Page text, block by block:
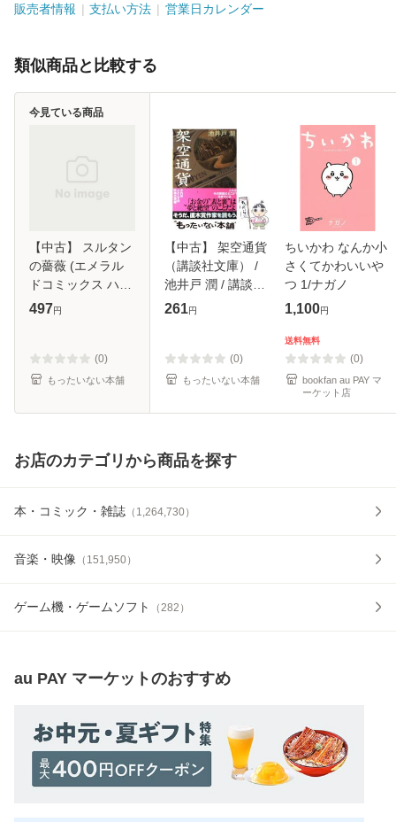
販売者情報 支払い方法 営業日カレンダー
類似商品と比較する
【中古】 スルタン
の薔薇 (エメラル
ドコミックス ハー
レクインコミック
セラーズ / 宙出版
[コミック]
497円
(0)
もったいない本舗
今見ている商品
【中古】 架空通貨
（講談社文庫） /
池井戸 潤 / 講談社
[文庫]【メール便送
261円
(0)
もったいない本舗
ちいかわ なんか小
さくてかわいいや
つ 1/ナガノ
1,100円
送料無料
(0)
bookfan au PAY マ
ーケット店
お店のカテゴリから商品を探す
本・コミック・雑誌 （ 1,264,730）
音楽・映像 （ 151,950）
ゲーム機・ゲームソフト （282 ）
au PAY マーケットのおすすめ